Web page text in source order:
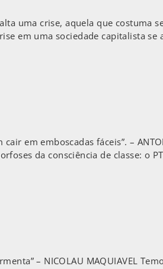
uma crise, aquela que costuma
em uma sociedade capitalista se
em emboscadas fáceis”. –
da consciência de classe: o
– NICOLAU MAQUIAVEL